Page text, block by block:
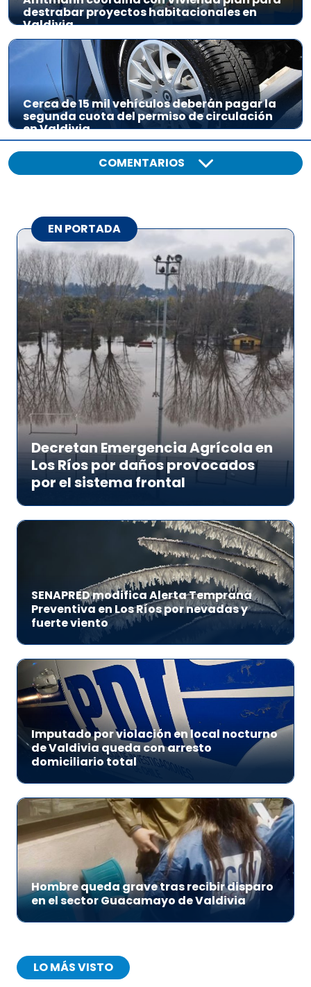
destrabar proyectos habitacionales en
Valdivia
Cerca de 15 mil vehículos deberán pagar la
segunda cuota del permiso de circulación
en Valdivia
COMENTARIOS
EN PORTADA
Decretan Emergencia Agrícola en
Los Ríos por daños provocados
por el sistema frontal
SENAPRED modifica Alerta Temprana
Preventiva en Los Ríos por nevadas y
fuerte viento
Imputado por violación en local nocturno
de Valdivia queda con arresto
domiciliario total
Hombre queda grave tras recibir disparo
en el sector Guacamayo de Valdivia
LO MÁS VISTO